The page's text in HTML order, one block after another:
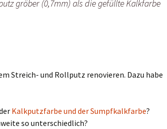
gröber (0,7mm) als die gefüllte Kalkfarbe
Streich- und Rollputz renovieren. Dazu habe
Kalkputzfarbe und der Sumpfkalkfarbe?
so unterschiedlich?